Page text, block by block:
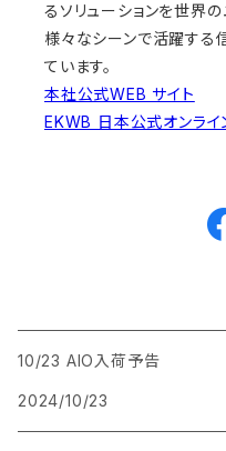
るソリューションを世界
様々なシーンで活躍する
ています。
本社公式WEB サイト
EKWB 日本公式オンライ
10/23 AIO入荷予告
2024/10/23